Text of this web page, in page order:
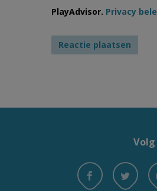
PlayAdvisor. Privacy
Volg